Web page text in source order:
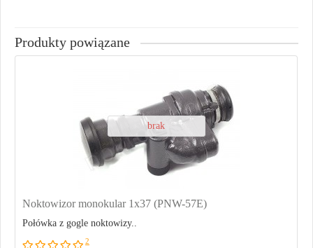
Produkty powiązane
brak
Noktowizor monokular 1x37 (PNW-57E)
Połówka z gogle noktowizy..
2